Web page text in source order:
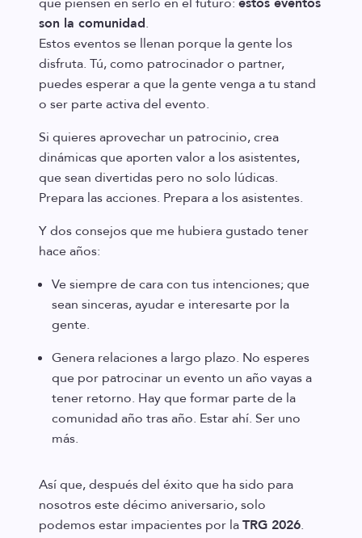
son la comunidad.
Estos eventos se llenan porque la gente los
disfruta. Tú, como patrocinador o partner,
puedes esperar a que la gente venga a tu stand
o ser parte activa del evento.
Si quieres aprovechar un patrocinio, crea
dinámicas que aporten valor a los asistentes,
que sean divertidas pero no solo lúdicas.
Prepara las acciones. Prepara a los asistentes.
Y dos consejos que me hubiera gustado tener
hace años:
Ve siempre de cara con tus intenciones; que
sean sinceras, ayudar e interesarte por la
gente.
Genera relaciones a largo plazo. No esperes
que por patrocinar un evento un año vayas a
tener retorno. Hay que formar parte de la
comunidad año tras año. Estar ahí. Ser uno
más.
Así que, después del éxito que ha sido para
nosotros este décimo aniversario, solo
podemos estar impacientes por laTRG 2026.